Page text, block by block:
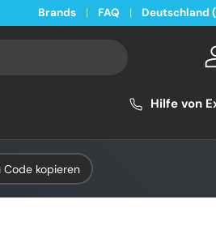
Kostenloser Versand ab 49€ in
Brands FAQ Land/Region
Deutschland
Hilfe von
Code kopieren